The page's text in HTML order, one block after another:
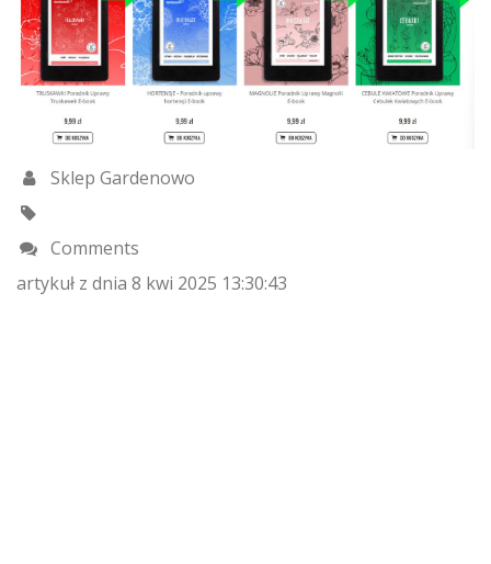
Sklep Gardenowo
Comments
artykuł z dnia 8 kwi 2025 13:30:43